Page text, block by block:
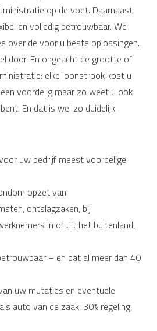
op de voet. Daarnaast
en volledig betrouwbaar. We
over de voor u beste oplossingen.
door. En ongeacht de grootte of
elke loonstrook kost u
voordelig maar zo weet u ook
En dat is wel zo duidelijk.
uw bedrijf meest voordelige
opzet van
ontslagzaken, bij
in of uit het buitenland,
– en dat al meer dan 40
uw mutaties en eventuele
auto van de zaak, 30% regeling,